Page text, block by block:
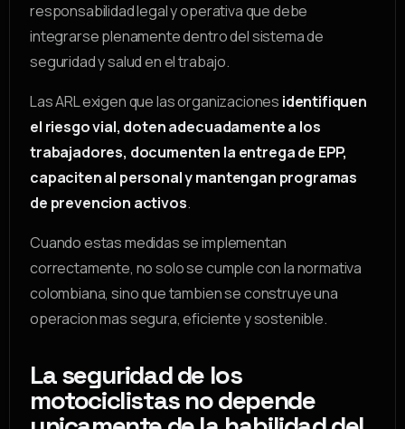
responsabilidad legal y operativa que debe
integrarse plenamente dentro del sistema de
seguridad y salud en el trabajo.
Las ARL exigen que las organizaciones identifiquen
el riesgo vial, doten adecuadamente a los
trabajadores, documenten la entrega de EPP,
capaciten al personal y mantengan programas
de prevencion activos.
Cuando estas medidas se implementan
correctamente, no solo se cumple con la normativa
colombiana, sino que tambien se construye una
operacion mas segura, eficiente y sostenible.
La seguridad de los
motociclistas no depende